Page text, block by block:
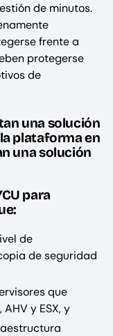
de minutos.
frente a
protegerse
de
una solución
plataforma en
una solución
para
de
de seguridad
que
y ESX, y